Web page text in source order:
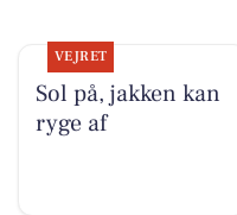
VEJRET
Sol på, jakken kan
ryge af